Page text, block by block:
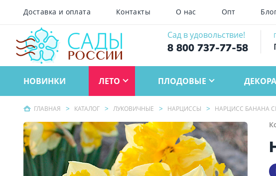
Доставка и оплата Контакты О нас Опт
Сад в удовольствие!
8 800 737-77-58
НОВИНКИ ЛЕТО ПЛОДОВЫЕ
ГЛАВНАЯ КАТАЛОГ ЛУКОВИЧНЫЕ НАРЦИССЫ НАРЦИСС БАНАНА